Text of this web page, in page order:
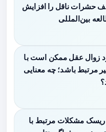
حشرات ناقل را افزایش
بین‌المللی
زوال عقل ممکن است با
مرتبط باشد؛ چه معنایی
ریسک مشکلات مرتبط با